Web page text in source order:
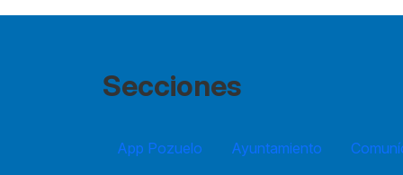
Secciones
App Pozuelo Ayuntamiento